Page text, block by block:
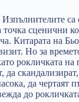
са
сценични
Китарата на
Но за
рокличката на
да
да чертаят
до